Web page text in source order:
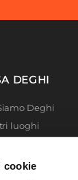
cookie
DEGHI
Deghi
luoghi
La produzione